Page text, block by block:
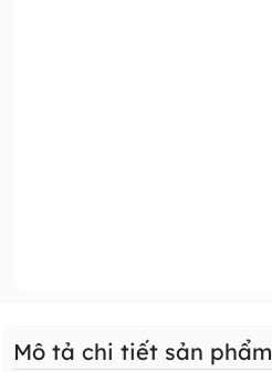
Mô tả chi tiết sản phẩm